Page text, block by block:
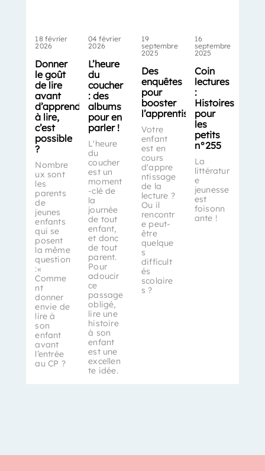
18 février
2026
Donner
le goût
de lire
avant
d’apprendre
à lire,
c’est
possible
?
Nombre
ux sont
les
parents
de
jeunes
enfants
qui se
posent
la même
question
:«
Comme
nt
donner
envie de
lire à
son
enfant
avant
l’entrée
au CP ?
04 février
2026
L’heure
du
coucher
: des
albums
pour en
parler !
L'heure
du
coucher
est un
moment
-clé de
la
journée
de tout
enfant,
et donc
de tout
parent.
Pour
adoucir
ce
passage
obligé,
lire une
histoire
à son
enfant
est une
excellen
te idée.
19
septembre
2025
Des
enquêtes
pour
booster
l’apprentissage
Votre
enfant
est en
cours
d'appre
ntissage
de la
lecture ?
Ou il
rencontr
e peut-
être
quelque
s
difficult
és
scolaire
s ?
16
septembre
2025
Coin
lectures
:
Histoires
pour
les
petits
n°255
La
littératur
e
jeunesse
est
foisonn
ante !